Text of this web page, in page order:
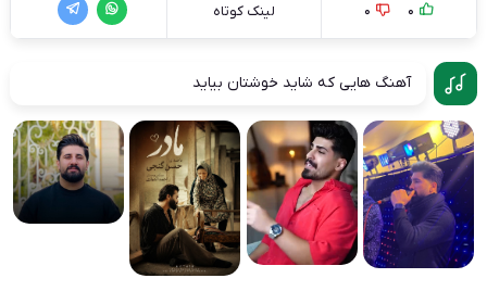
0
0 لینک کوتاه
آهنگ هایی که شاید خوشتان بیاید